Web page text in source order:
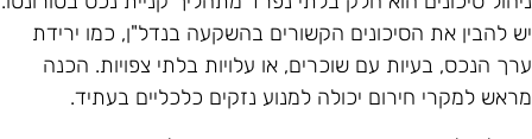
להבין את הסיכונים הקשורים בהשקעה בנדל"ן, כמו ירידת
הנכס, בעיות עם שוכרים, או עלויות בלתי צפויות. הכנה
למקרי חירום יכולה למנוע נזקים כלכליים בעתיד.